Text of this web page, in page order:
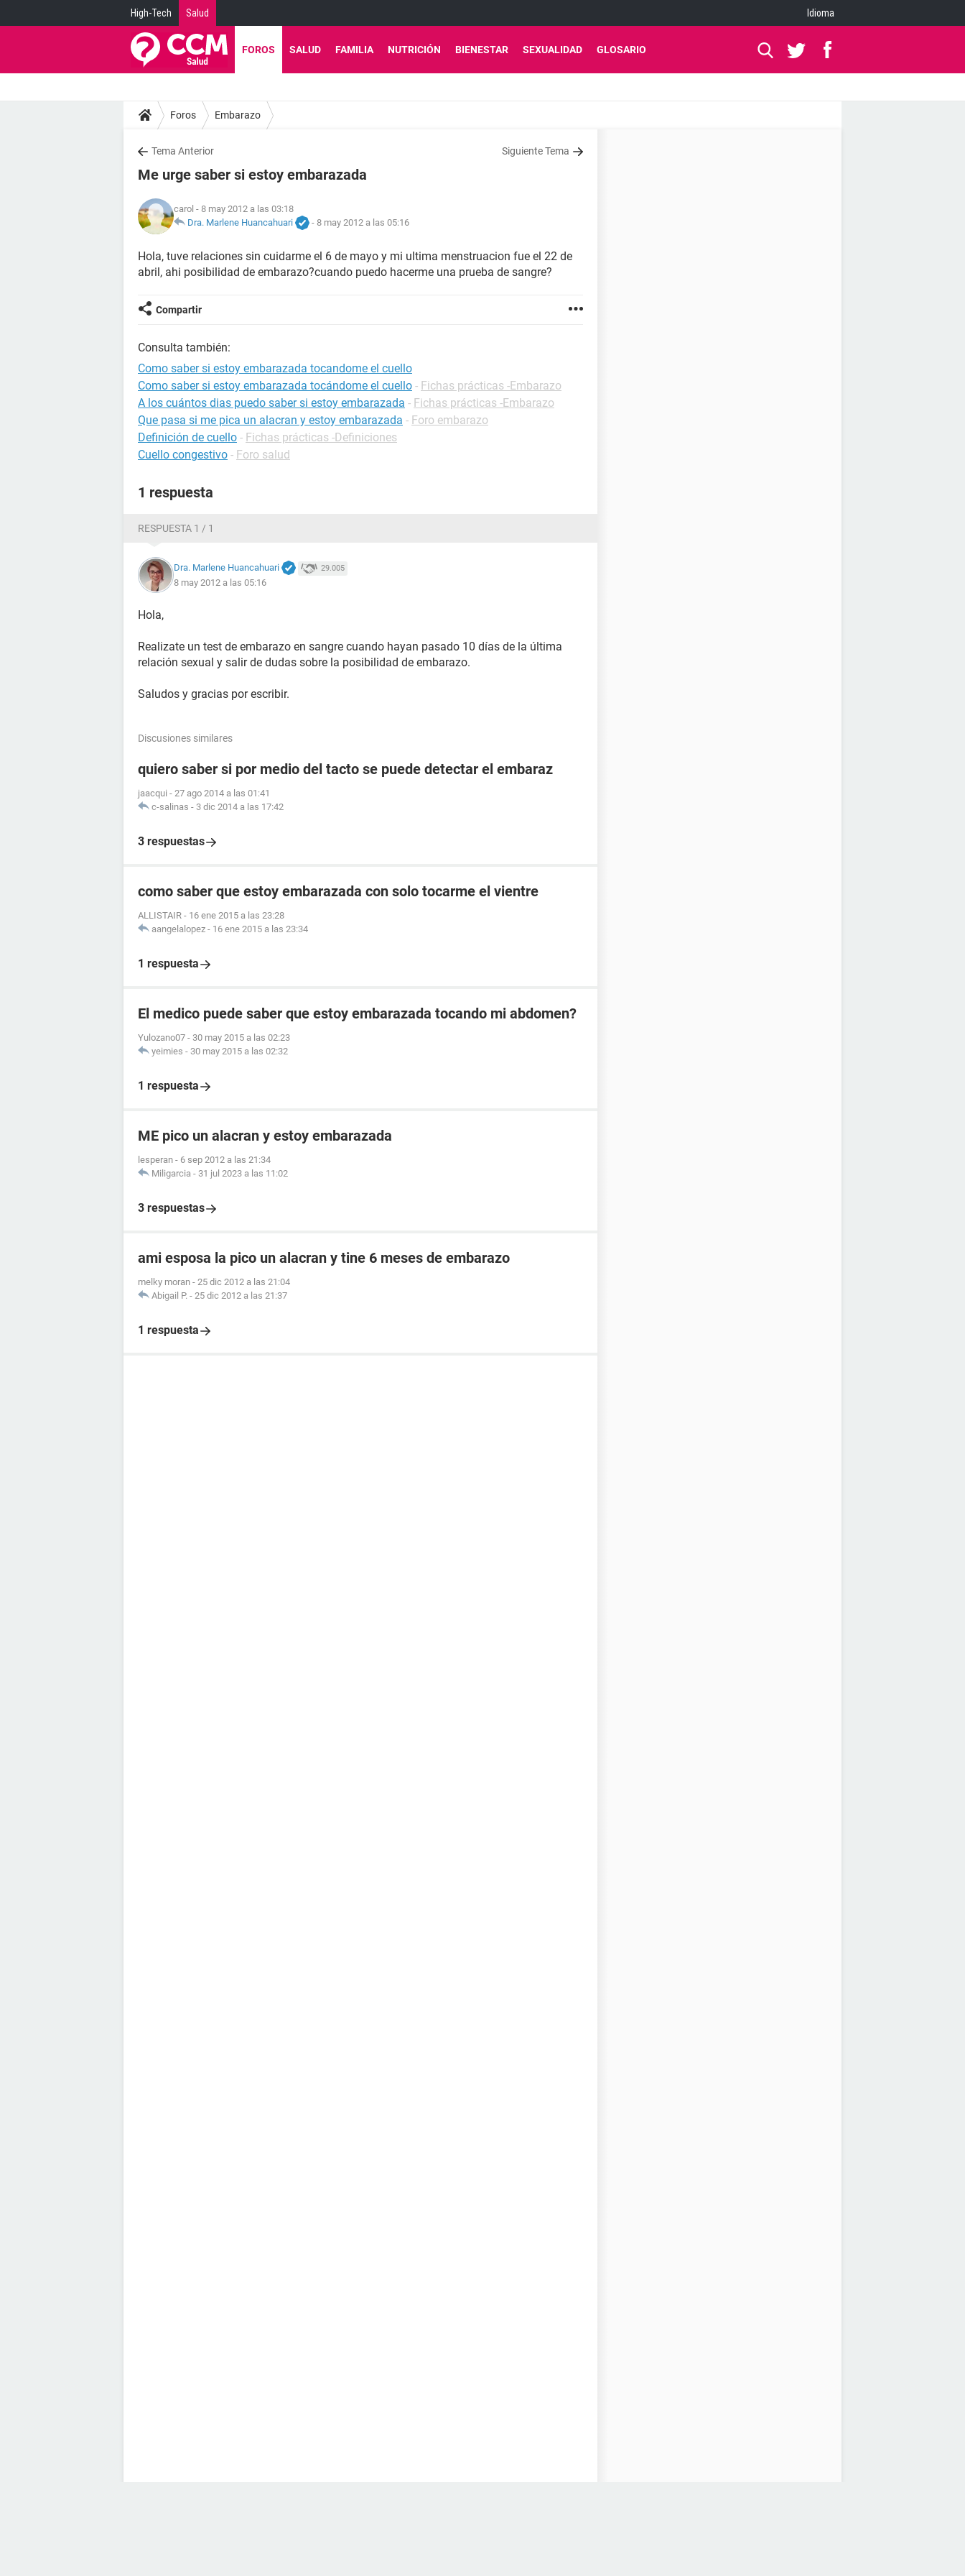
High-Tech Salud Idioma
FOROS SALUD FAMILIA NUTRICIÓN BIENESTAR SEXUALIDAD GLOSARIO
Foros Embarazo
Tema Anterior Siguiente Tema
Me urge saber si estoy embarazada
carol - 8 may 2012 a las 03:18
Dra. Marlene Huancahuari
- 8 may 2012 a las 05:16
Hola, tuve relaciones sin cuidarme el 6 de mayo y mi ultima menstruacion fue el 22 de
abril, ahi posibilidad de embarazo?cuando puedo hacerme una prueba de sangre?
Compartir
Consulta también:
Como saber si estoy embarazada tocandome el cuello
Como saber si estoy embarazada tocándome el cuello - Fichas prácticas -Embarazo
A los cuántos dias puedo saber si estoy embarazada - Fichas prácticas -Embarazo
Que pasa si me pica un alacran y estoy embarazada - Foro embarazo
Definición de cuello - Fichas prácticas -Definiciones
Cuello congestivo - Foro salud
1 respuesta
RESPUESTA 1 / 1
Dra. Marlene Huancahuari 29.005
8 may 2012 a las 05:16
Hola,
Realizate un test de embarazo en sangre cuando hayan pasado 10 días de la última
relación sexual y salir de dudas sobre la posibilidad de embarazo.
Saludos y gracias por escribir.
Discusiones similares
quiero saber si por medio del tacto se puede detectar el embaraz
jaacqui - 27 ago 2014 a las 01:41
c-salinas - 3 dic 2014 a las 17:42
3 respuestas
como saber que estoy embarazada con solo tocarme el vientre
ALLISTAIR - 16 ene 2015 a las 23:28
aangelalopez - 16 ene 2015 a las 23:34
1 respuesta
El medico puede saber que estoy embarazada tocando mi abdomen?
Yulozano07 - 30 may 2015 a las 02:23
yeimies - 30 may 2015 a las 02:32
1 respuesta
ME pico un alacran y estoy embarazada
lesperan - 6 sep 2012 a las 21:34
Miligarcia - 31 jul 2023 a las 11:02
3 respuestas
ami esposa la pico un alacran y tine 6 meses de embarazo
melky moran - 25 dic 2012 a las 21:04
Abigail P. - 25 dic 2012 a las 21:37
1 respuesta